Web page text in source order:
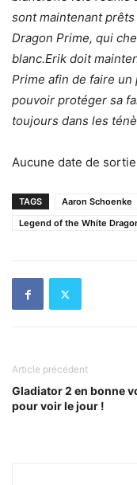
sont maintenant
Dragon Prime, qui
blanc.Erik doit
Prime afin de faire
pouvoir protéger sa
toujours dans les
Aucune date de
TAGS Aaron Schoenke
Legend of the White
Article précédent
Gladiator 2 en bonne
pour voir le jour !